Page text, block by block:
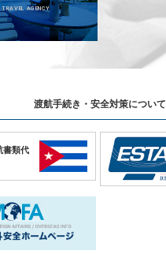
TRAVEL AGENCY
渡航手続き・安全対策について
書類代